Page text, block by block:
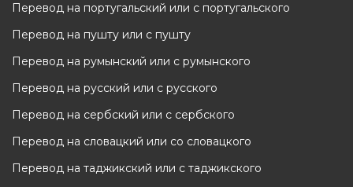
Перевод на португальский или с португальского
Перевод на пушту или с пушту
Перевод на румынский или с румынского
Перевод на русский или с русского
Перевод на сербский или с сербского
Перевод на словацкий или со словацкого
Перевод на таджикский или с таджикского